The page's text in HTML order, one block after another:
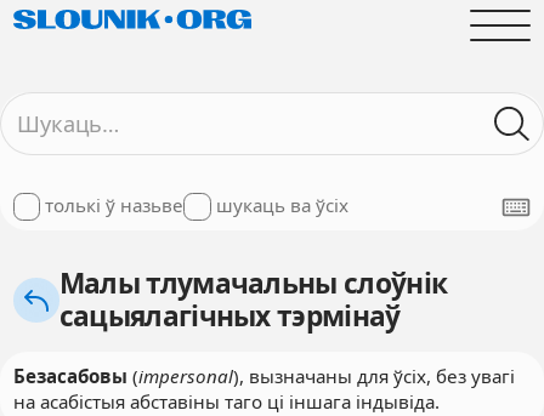
толькі ў назьве шукаць ва ўсіх
Малы тлумачальны слоўнік
сацыялагічных тэрмінаў
Безасабовы (impersonal), вызначаны для ўсіх, без увагі
на асабістыя абставіны таго ці іншага індывіда.